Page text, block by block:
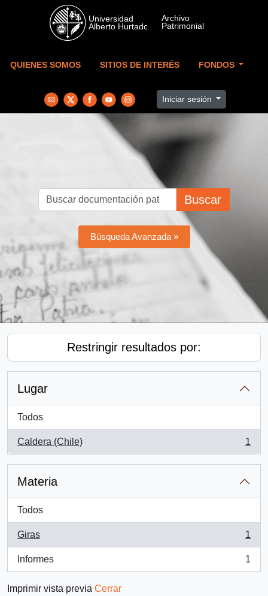
Skip to main content
QUIENES SOMOS SITIOS DE INTERÉS FONDOS
Iniciar sesión
Buscar
Búsqueda Avanzada »
Restringir resultados por:
Lugar
Todos
Caldera (Chile)
, 1 resultados
1
Materia
Todos
Giras
, 1 resultados
1
Informes
, 1 resultados
1
Imprimir vista previa Cerrar